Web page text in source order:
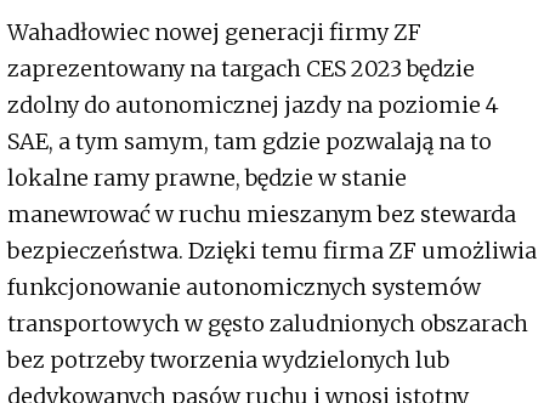
Wahadłowiec nowej generacji firmy ZF
zaprezentowany na targach CES 2023 będzie
zdolny do autonomicznej jazdy na poziomie 4
SAE, a tym samym, tam gdzie pozwalają na to
lokalne ramy prawne, będzie w stanie
manewrować w ruchu mieszanym bez stewarda
bezpieczeństwa. Dzięki temu firma ZF umożliwia
funkcjonowanie autonomicznych systemów
transportowych w gęsto zaludnionych obszarach
bez potrzeby tworzenia wydzielonych lub
dedykowanych pasów ruchu i wnosi istotny